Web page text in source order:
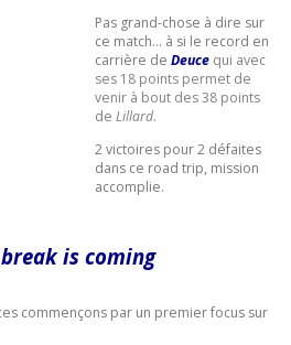
Pas grand-chose à dire sur
ce match… à si le record en
carrière de Deuce qui avec
ses 18 points permet de
venir à bout des 38 points
de Lillard.
2 victoires pour 2 défaites
dans ce road trip, mission
accomplie.
is coming
commençons par un premier focus sur